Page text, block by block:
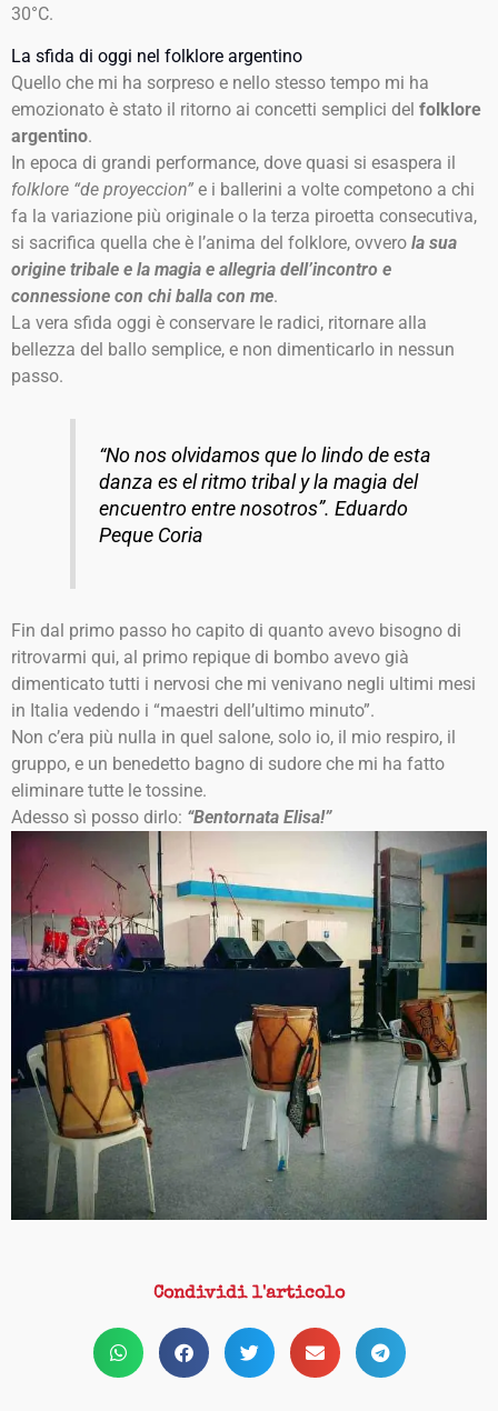
30°C.
La sfida di oggi nel folklore argentino
Quello che mi ha sorpreso e nello stesso tempo mi ha
emozionato è stato il ritorno ai concetti semplici del folklore
argentino.
In epoca di grandi performance, dove quasi si esaspera il
folklore “de proyeccion” e i ballerini a volte competono a chi
fa la variazione più originale o la terza piroetta consecutiva,
si sacrifica quella che è l’anima del folklore, ovvero la sua
origine tribale e la magia e allegria dell’incontro e
connessione con chi balla con me.
La vera sfida oggi è conservare le radici, ritornare alla
bellezza del ballo semplice, e non dimenticarlo in nessun
passo.
“No nos olvidamos que lo lindo de esta
danza es el ritmo tribal y la magia del
encuentro entre nosotros”.Eduardo
Peque Coria
Fin dal primo passo ho capito di quanto avevo bisogno di
ritrovarmi qui, al primo repique di bombo avevo già
dimenticato tutti i nervosi che mi venivano negli ultimi mesi
in Italia vedendo i “maestri dell’ultimo minuto”.
Non c’era più nulla in quel salone, solo io, il mio respiro, il
gruppo, e un benedetto bagno di sudore che mi ha fatto
eliminare tutte le tossine.
Adesso sì posso dirlo: “Bentornata Elisa!”
Condividi l'articolo